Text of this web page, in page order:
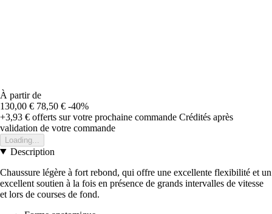
À partir de
130,00 € 78,50 € -40%
+3,93 € offerts sur votre prochaine commande Crédités après
validation de votre commande
Loading...
Description
Chaussure légère à fort rebond, qui offre une excellente flexibilité et un
excellent soutien à la fois en présence de grands intervalles de vitesse
et lors de courses de fond.